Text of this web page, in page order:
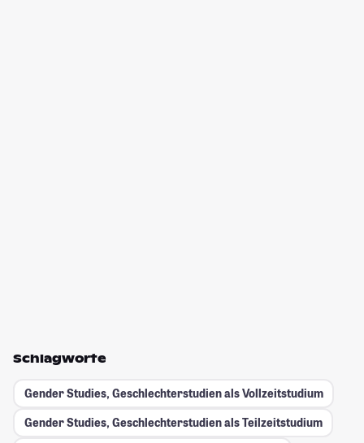
Schlagworte
Gender Studies, Geschlechterstudien als Vollzeitstudium
Gender Studies, Geschlechterstudien als Teilzeitstudium